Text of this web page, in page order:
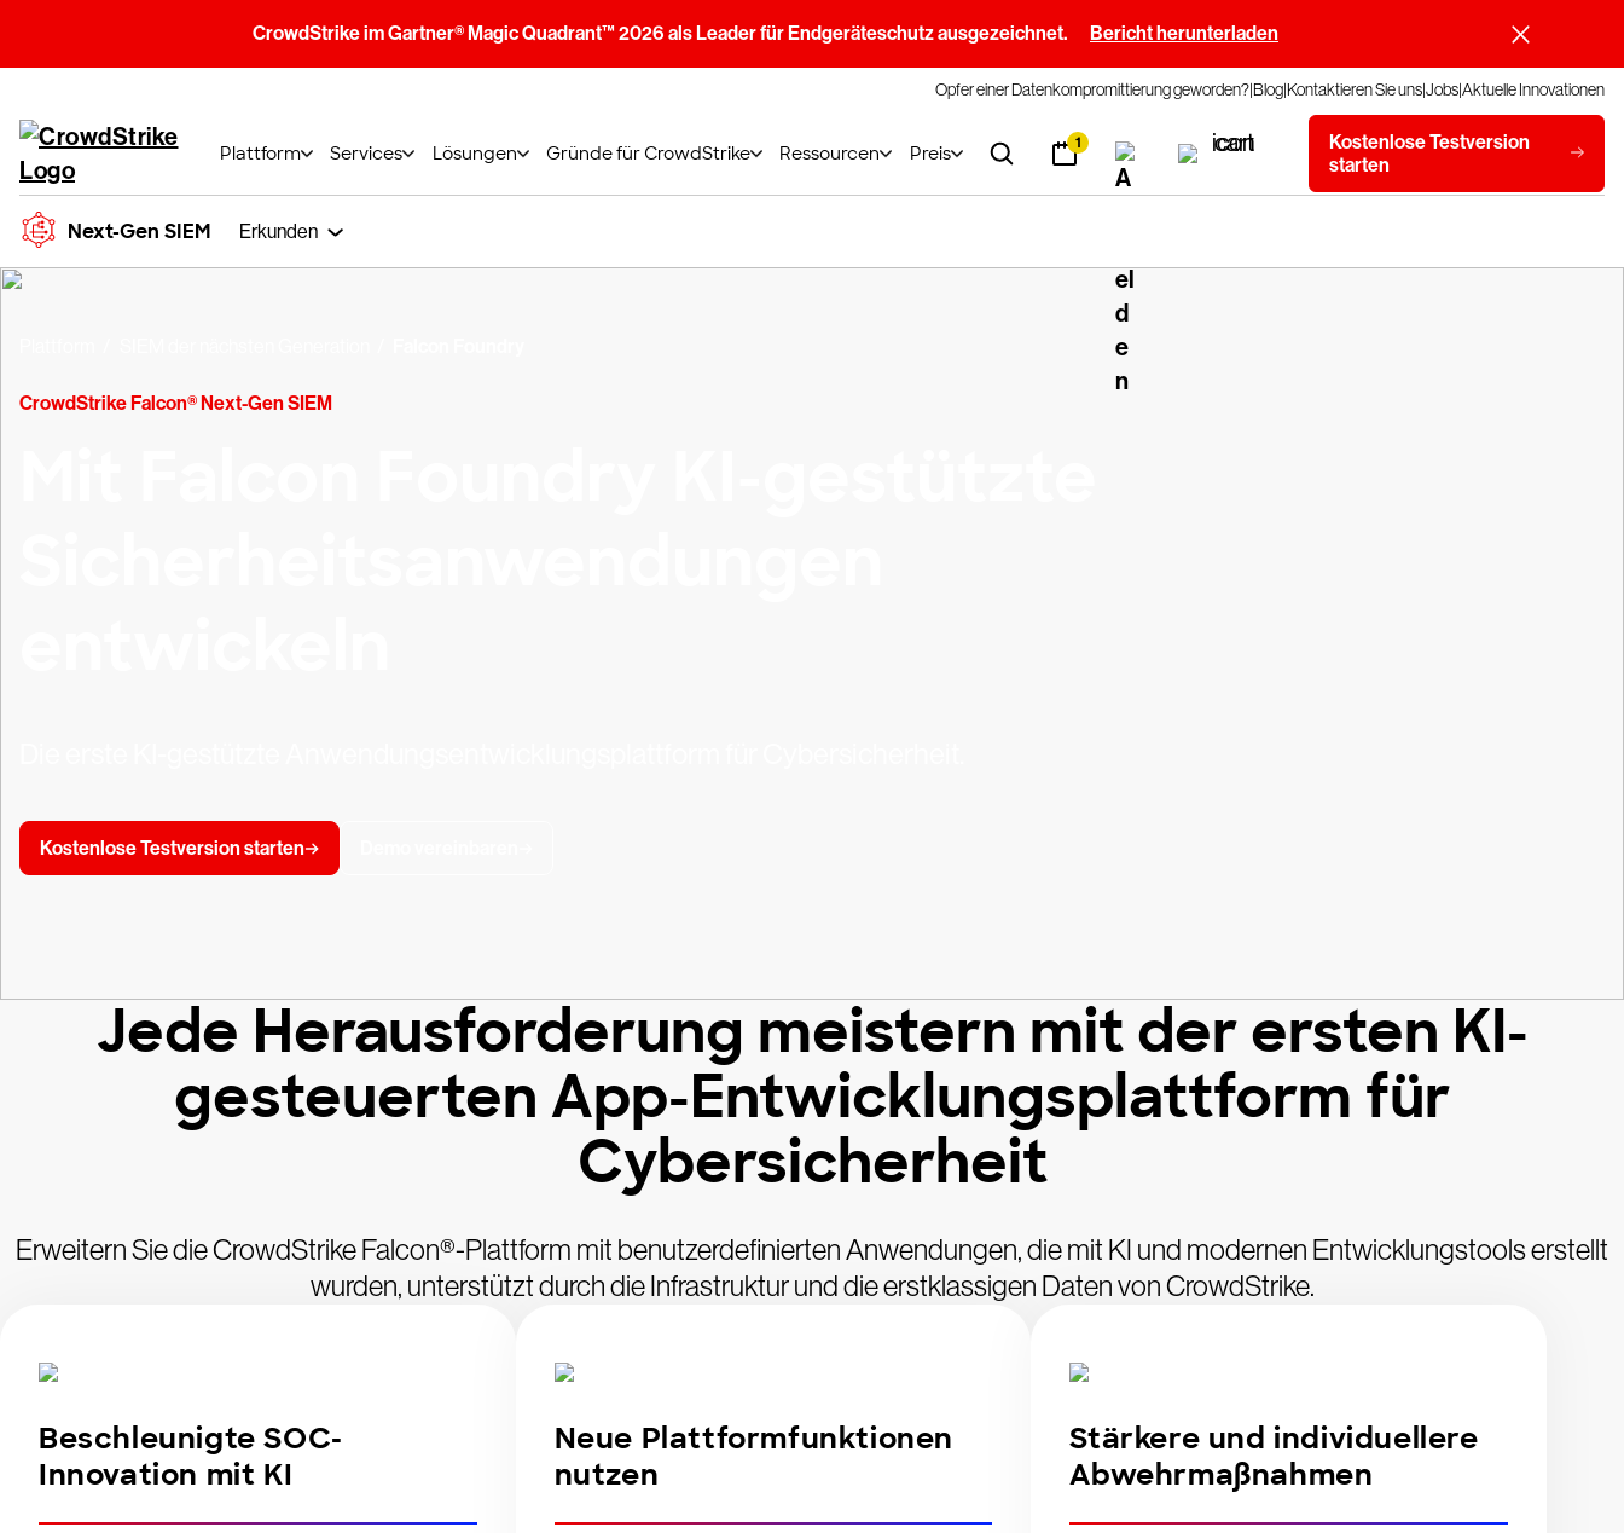
CrowdStrike im Gartner® Magic Quadrant™ 2026 als Leader für Endgeräteschutz ausgezeichnet. Bericht herunterladen
Opfer einer Datenkompromittierung geworden?BlogKontaktieren Sie unsJobsAktuelle Innovationen
Plattform Services Lösungen Gründe für CrowdStrike Ressourcen Preis 1
Kostenlose Testversion
starten
Next-Gen SIEM Erkunden
CrowdStrike Falcon® Next-Gen SIEM
Kostenlose Testversion starten
Jede Herausforderung meistern mit der ersten KI-
gesteuerten App-Entwicklungsplattform für
Cybersicherheit
Erweitern Sie die CrowdStrike Falcon®-Plattform mit benutzerdefinierten Anwendungen, die mit KI und modernen Entwicklungstools erstellt
wurden, unterstützt durch die Infrastruktur und die erstklassigen Daten von CrowdStrike.
Beschleunigte SOC-
Innovation mit KI
Neue Plattformfunktionen
nutzen
Stärkere und individuellere
Abwehrmaßnahmen